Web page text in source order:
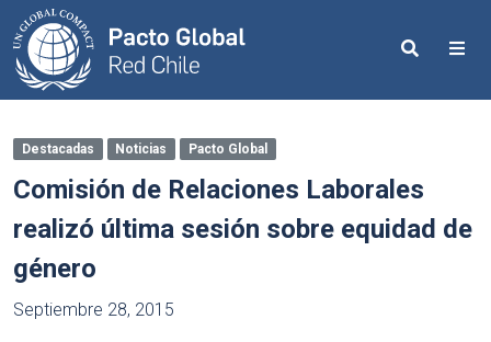
Search
Destacadas Noticias Pacto Global
Comisión de Relaciones Laborales
realizó última sesión sobre equidad de
género
Septiembre 28, 2015